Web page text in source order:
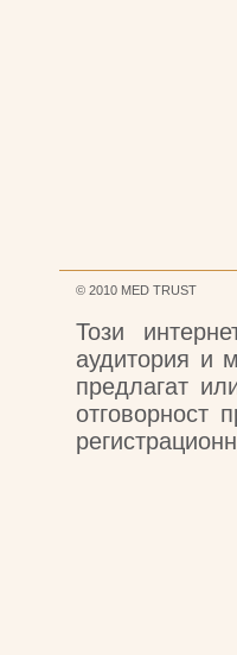
© 2010 MED TRUST
Този
аудитория и
предлагат
отговорност